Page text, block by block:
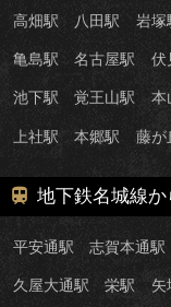
高畑駅 八田駅 岩塚
亀島駅 名古屋駅 伏
池下駅 覚王山駅 本
上社駅 本郷駅 藤が
地下鉄名城線か
平安通駅 志賀本通駅
久屋大通駅 栄駅 矢